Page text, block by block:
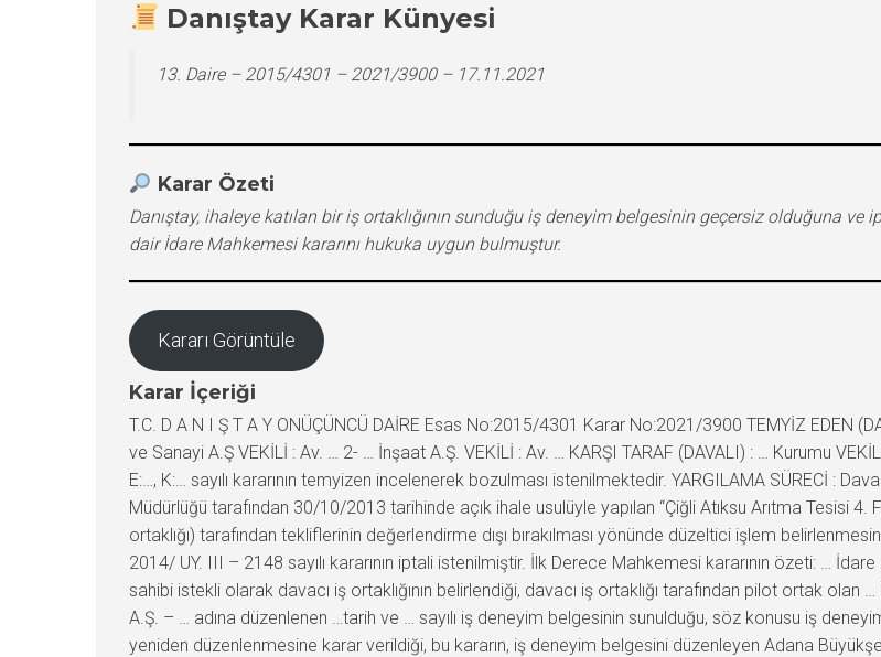
Danıştay Karar Künyesi
13. Daire – 2015/4301 – 2021/3900 – 17.11.2021
Karar Özeti
Danıştay, ihaleye katılan bir iş ortaklığının sunduğu iş deneyim belgesinin geçersiz olduğuna
dair İdare Mahkemesi kararını hukuka uygun bulmuştur.
Kararı Görüntüle
Karar İçeriği
T.C. D A N I Ş T A Y ONÜÇÜNCÜ DAİRE Esas No:2015/4301 Karar No:2021/3900 TEMYİZ EDEN
ve Sanayi A.Ş VEKİLİ : Av. … 2- … İnşaat A.Ş. VEKİLİ : Av. … KARŞI TARAF (DAVALI) : … Kurumu
E:…, K:… sayılı kararının temyizen incelenerek bozulması istenilmektedir. YARGILAMA SÜRECİ :
Müdürlüğü tarafından 30/10/2013 tarihinde açık ihale usulüyle yapılan “Çiğli Atıksu Arıtma Tesisi 4.
ortaklığı) tarafından tekliflerinin değerlendirme dışı bırakılması yönünde düzeltici işlem
2014/ UY. III – 2148 sayılı kararının iptali istenilmiştir. İlk Derece Mahkemesi kararının özeti: …
sahibi istekli olarak davacı iş ortaklığının belirlendiği, davacı iş ortaklığı tarafından pilot ortak
A.Ş. – … adına düzenlenen …tarih ve … sayılı iş deneyim belgesinin sunulduğu, söz konusu iş
yeniden düzenlenmesine karar verildiği, bu kararın, iş deneyim belgesini düzenleyen Adana